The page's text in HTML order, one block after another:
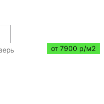
от 7900 р/м2